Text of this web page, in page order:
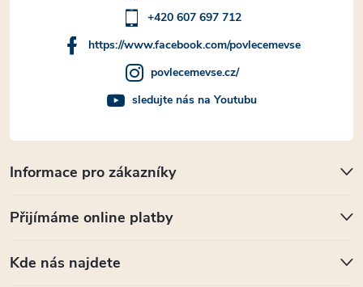
Informace pro zákazníky
Přijímáme online platby
Kde nás najdete
+420 607 697 712
https://www.facebook.com/povlecemevse
povlecemevse.cz/
sledujte nás na Youtubu